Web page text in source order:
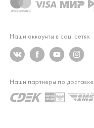
Наши аккаунты в соц. сетях
Наши партнеры по доставке